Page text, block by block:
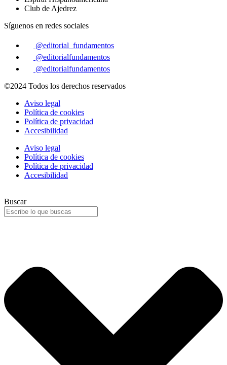
Club de Ajedrez
Síguenos en redes sociales
@editorial_fundamentos
@editorialfundamentos
@editorialfundamentos
©2024 Todos los derechos reservados
Aviso legal
Política de cookies
Política de privacidad
Accesibilidad
Aviso legal
Política de cookies
Política de privacidad
Accesibilidad
Buscar